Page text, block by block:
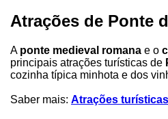
Atrações de Ponte
A ponte medieval romana e o
principais atrações turísticas de
cozinha típica minhota e dos
Saber mais: Atrações turísticas